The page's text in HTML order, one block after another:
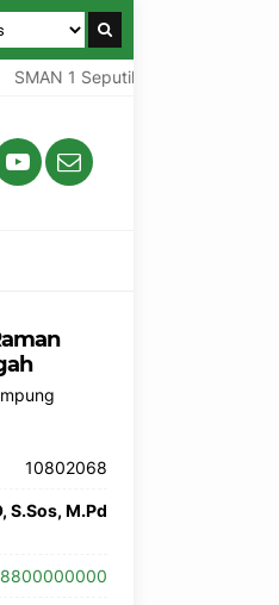
SMAN 1 Seputih Raman Lampung
10802068
S.Sos, M.Pd